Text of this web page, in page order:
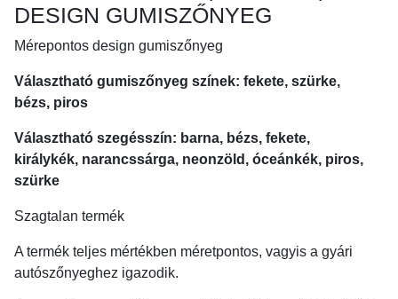
DESIGN GUMISZŐNYEG
Mérepontos design gumiszőnyeg
Választható gumiszőnyeg színek: fekete, szürke,
bézs, piros
Választható szegésszín: barna, bézs, fekete,
királykék, narancssárga, neonzöld, óceánkék, piros,
szürke
Szagtalan termék
A termék teljes mértékben méretpontos, vagyis a gyári
autószőnyeghez igazodik.